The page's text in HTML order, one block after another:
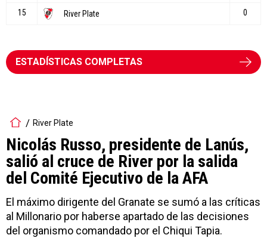
ESTADÍSTICAS COMPLETAS
River Plate
Nicolás Russo, presidente de Lanús,
salió al cruce de River por la salida
del Comité Ejecutivo de la AFA
El máximo dirigente del Granate se sumó a las críticas
al Millonario por haberse apartado de las decisiones
del organismo comandado por el Chiqui Tapia.